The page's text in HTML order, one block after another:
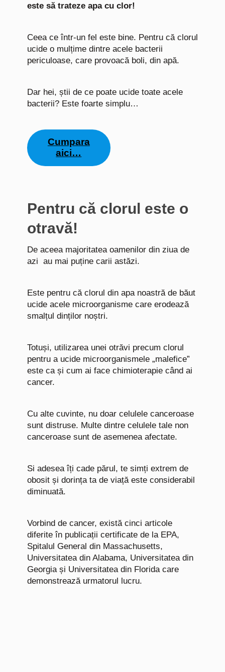
este să trateze apa cu clor!
Ceea ce într-un fel este bine. Pentru că clorul
ucide o mulțime dintre acele bacterii
periculoase, care provoacă boli, din apă.
Dar hei, știi de ce poate ucide toate acele
bacterii? Este foarte simplu…
Cumpara
aici…
Pentru că clorul este o
otravă!
De aceea majoritatea oamenilor din ziua de
azi au mai puține carii astăzi.
Este pentru că clorul din apa noastră de băut
ucide acele microorganisme care erodează
smalțul dinților noștri.
Totuși, utilizarea unei otrăvi precum clorul
pentru a ucide microorganismele „malefice”
este ca și cum ai face chimioterapie când ai
cancer.
Cu alte cuvinte, nu doar celulele canceroase
sunt distruse. Multe dintre celulele tale non
canceroase sunt de asemenea afectate.
Si adesea îți cade părul, te simți extrem de
obosit și dorința ta de viață este considerabil
diminuată.
Vorbind de cancer, există cinci articole
diferite în publicații certificate de la EPA,
Spitalul General din Massachusetts,
Universitatea din Alabama, Universitatea din
Georgia și Universitatea din Florida care
demonstrează urmatorul lucru.